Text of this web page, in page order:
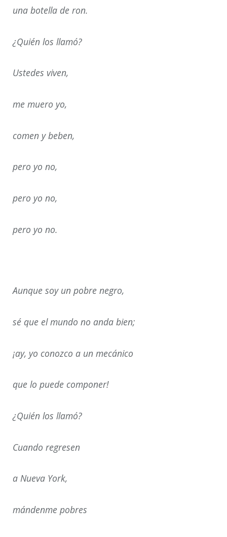
una botella de ron.
¿Quién los llamó?
Ustedes viven,
me muero yo,
comen y beben,
pero yo no,
pero yo no,
pero yo no.
Aunque soy un pobre negro,
sé que el mundo no anda bien;
¡ay, yo conozco a un mecánico
que lo puede componer!
¿Quién los llamó?
Cuando regresen
a Nueva York,
mándenme pobres